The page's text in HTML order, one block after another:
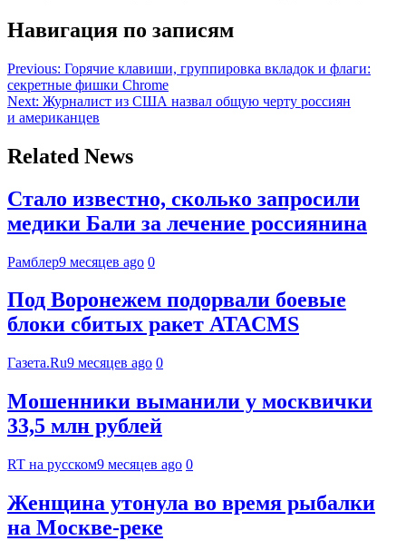
Навигация по записям
Previous: Горячие клавиши, группировка вкладок и флаги:
секретные фишки Chrome
Next: Журналист из США назвал общую черту россиян
и американцев
Related News
Стало известно, сколько запросили
медики Бали за лечение россиянина
Рамблер9 месяцев ago 0
Под Воронежем подорвали боевые
блоки сбитых ракет ATACMS
Газета.Ru9 месяцев ago 0
Мошенники выманили у москвички
33,5 млн рублей
RT на русском9 месяцев ago 0
Женщина утонула во время рыбалки
на Москве-реке